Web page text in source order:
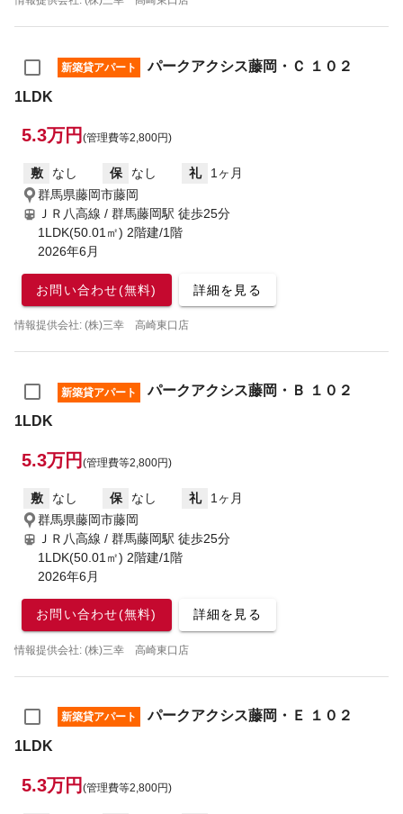
新築貸アパート
パークアクシス藤岡・Ｃ １０２
1LDK
5.3万円 (管理費等2,800円)
敷 なし 保 なし 礼
1ヶ月
群馬県藤岡市藤岡
ＪＲ八高線 / 群馬藤岡駅 徒歩25分
1LDK(50.01㎡) 2階建/1階
2026年6月
お問い合わせ(無料) 詳細を見る
情報提供会社: (株)三幸 高崎東口店
新築貸アパート
パークアクシス藤岡・Ｂ １０２
1LDK
5.3万円 (管理費等2,800円)
敷 なし 保 なし 礼
1ヶ月
群馬県藤岡市藤岡
ＪＲ八高線 / 群馬藤岡駅 徒歩25分
1LDK(50.01㎡) 2階建/1階
2026年6月
お問い合わせ(無料) 詳細を見る
情報提供会社: (株)三幸 高崎東口店
新築貸アパート
パークアクシス藤岡・Ｅ １０２
1LDK
5.3万円 (管理費等2,800円)